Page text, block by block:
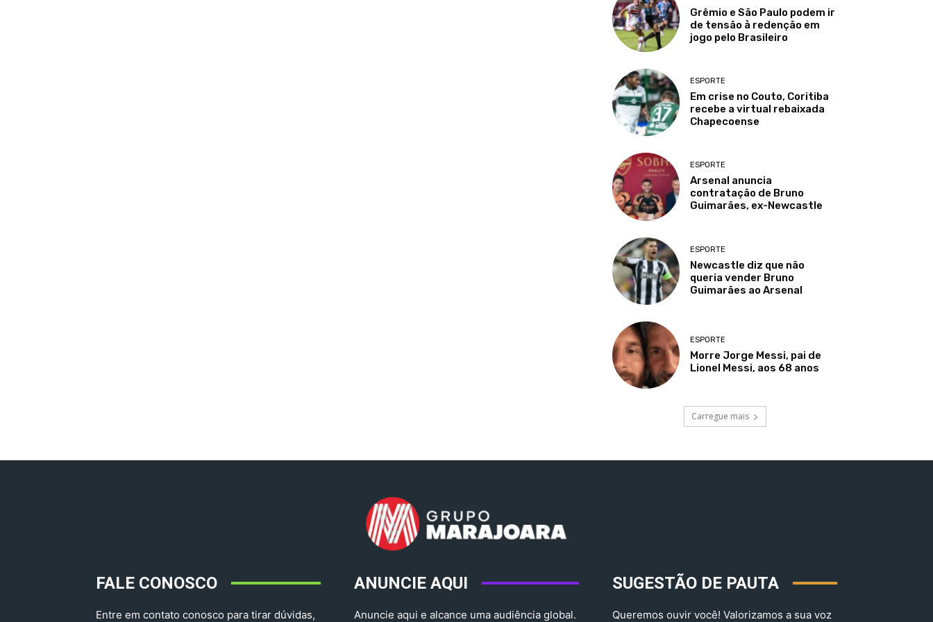
Grêmio e São Paulo podem ir
de tensão à redenção em
jogo pelo Brasileiro
ESPORTE
Em crise no Couto, Coritiba
recebe a virtual rebaixada
Chapecoense
ESPORTE
Arsenal anuncia
contratação de Bruno
Guimarães, ex-Newcastle
ESPORTE
Newcastle diz que não
queria vender Bruno
Guimarães ao Arsenal
ESPORTE
Morre Jorge Messi, pai de
Lionel Messi, aos 68 anos
Carregue mais
FALE CONOSCO
Entre em contato conosco para tirar dúvidas,
ANUNCIE AQUI
Anuncie aqui e alcance uma audiência global.
SUGESTÃO DE PAUTA
Queremos ouvir você! Valorizamos a sua voz